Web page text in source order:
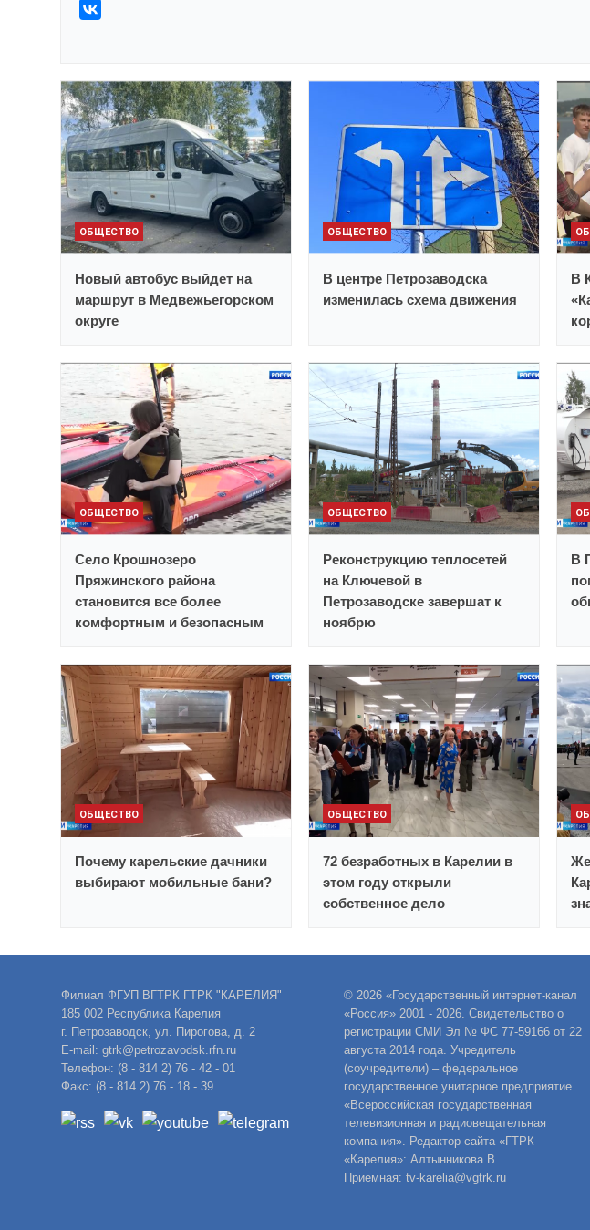
ОБЩЕСТВО
Новый автобус выйдет на
маршрут в Медвежьегорском
округе
ОБЩЕСТВО
В центре Петрозаводска
изменилась схема движения
В
ОБЩЕСТВО
Село Крошнозеро
Пряжинского района
становится все более
комфортным и безопасным
ОБЩЕСТВО
Реконструкцию теплосетей
на Ключевой в
Петрозаводске завершат к
ноябрю
В
ОБЩЕСТВО
Почему карельские дачники
выбирают мобильные бани?
ОБЩЕСТВО
72 безработных в Карелии в
этом году открыли
собственное дело
Филиал ФГУП ВГТРК ГТРК "КАРЕЛИЯ"
185 002 Республика Карелия
г. Петрозаводск, ул. Пирогова, д. 2
E-mail: gtrk@petrozavodsk.rfn.ru
Телефон: (8 - 814 2) 76 - 42 - 01
Факс: (8 - 814 2) 76 - 18 - 39
© 2026 «Государственный интернет-канал
«Россия» 2001 - 2026. Свидетельство о
регистрации СМИ Эл № ФС 77-59166 от 22
августа 2014 года. Учредитель
(соучредители) – федеральное
государственное унитарное предприятие
«Всероссийская государственная
телевизионная и радиовещательная
компания». Редактор сайта «ГТРК
«Карелия»: Алтынникова В.
Приемная: tv-karelia@vgtrk.ru